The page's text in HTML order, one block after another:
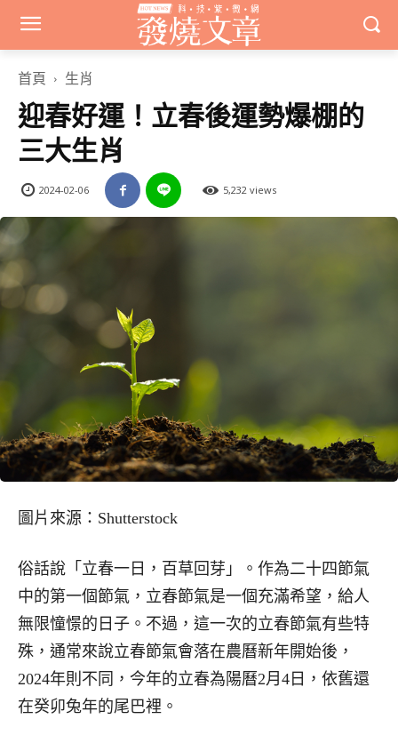
首頁 生肖
迎春好運！立春後運勢爆棚的
三大生肖
2024-02-06 5,232 views
圖片來源：Shutterstock
俗話說「立春一日，百草回芽」。作為二十四節氣
中的第一個節氣，立春節氣是一個充滿希望，給人
無限憧憬的日子。不過，這一次的立春節氣有些特
殊，通常來說立春節氣會落在農曆新年開始後，
2024年則不同，今年的立春為陽曆2月4日，依舊還
在癸卯兔年的尾巴裡。